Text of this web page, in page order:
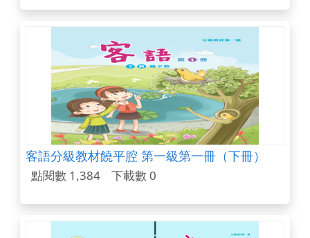
客語分級教材饒平腔 第一級第一冊（下冊）
點閱數 1,384 下載數 0